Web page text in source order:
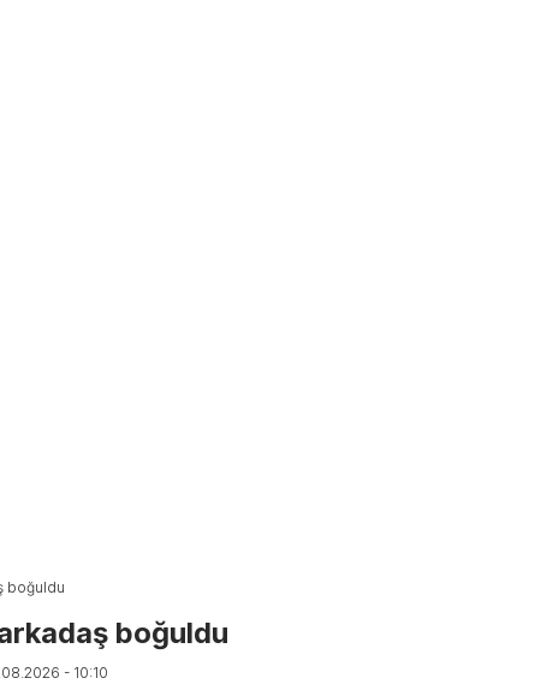
boğuldu
boğuldu
- 10:10